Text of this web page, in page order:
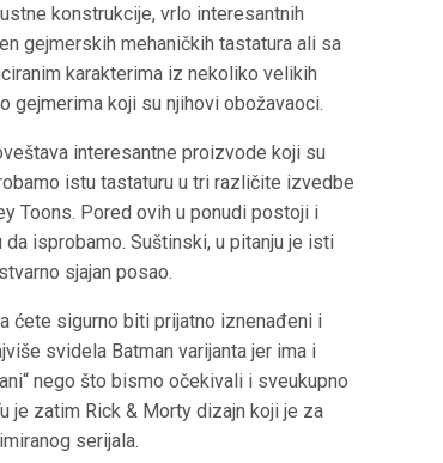
konstrukcije, vrlo interesantnih
gejmerskih mehaničkih tastatura ali sa
karakterima iz nekoliko velikih
gejmerima koji su njihovi obožavaoci.
interesantne proizvode koji su
istu tastaturu u tri različite izvedbe
Toons. Pored ovih u ponudi postoji i
isprobamo. Suštinski, u pitanju je isti
sjajan posao.
ćete sigurno biti prijatno iznenađeni i
svidela Batman varijanta jer ima i
nego što bismo očekivali i sveukupno
je zatim Rick & Morty dizajn koji je za
serijala.